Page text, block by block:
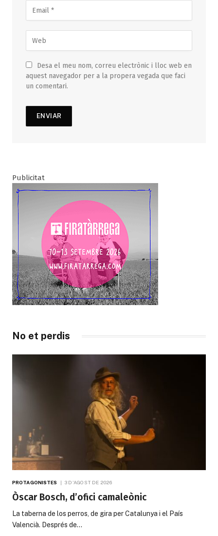
Desa el meu nom, correu electrònic i lloc web en
aquest navegador per a la propera vegada que faci
un comentari.
Publicitat
No et perdis
PROTAGONISTES 3 D'AGOST DE 2026
Òscar Bosch, d’ofici camaleònic
La taberna de los perros, de gira per Catalunya i el País
Valencià. Després de…